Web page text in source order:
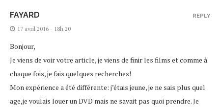
FAYARD
17 avril 2016 - 18h 20
Bonjour,
Je viens de voir votre article, je viens de finir les films et comme à
chaque fois, je fais quelques recherches!
Mon expérience a été différente: j’étais jeune, je ne sais plus quel
age,je voulais louer un DVD mais ne savait pas quoi prendre. Je
REPLY